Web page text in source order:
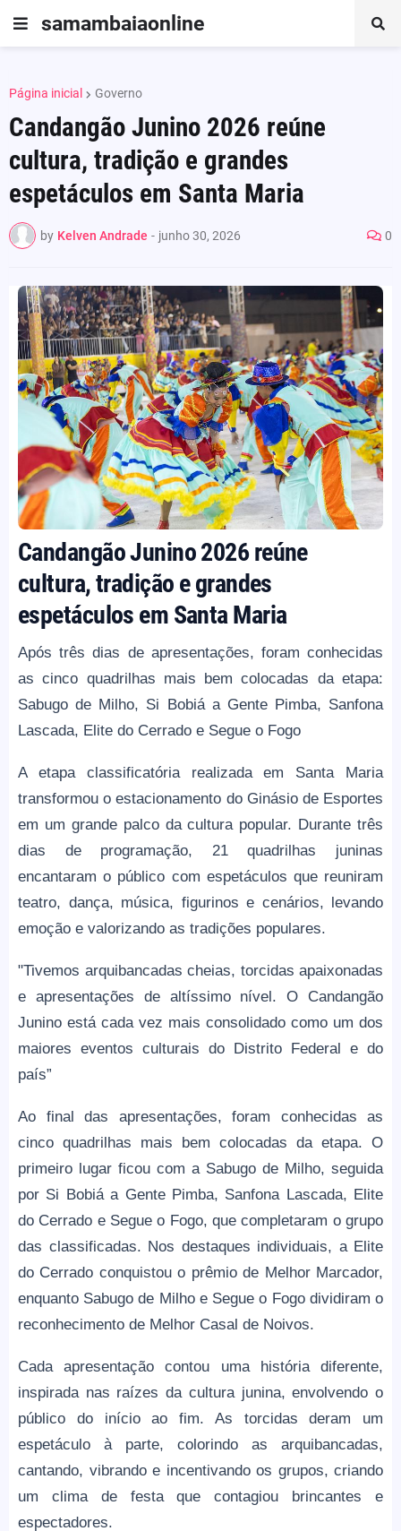
samambaiaonline
Página inicial Governo
Candangão Junino 2026 reúne
cultura, tradição e grandes
espetáculos em Santa Maria
by Kelven Andrade - junho 30, 2026 0
Candangão Junino 2026 reúne
cultura, tradição e grandes
espetáculos em Santa Maria
Após três dias de apresentações, foram conhecidas
as cinco quadrilhas mais bem colocadas da etapa:
Sabugo de Milho, Si Bobiá a Gente Pimba, Sanfona
Lascada, Elite do Cerrado e Segue o Fogo
A etapa classificatória realizada em Santa Maria
transformou o estacionamento do Ginásio de Esportes
em um grande palco da cultura popular. Durante três
dias de programação, 21 quadrilhas juninas
encantaram o público com espetáculos que reuniram
teatro, dança, música, figurinos e cenários, levando
emoção e valorizando as tradições populares.
"Tivemos arquibancadas cheias, torcidas apaixonadas
e apresentações de altíssimo nível. O Candangão
Junino está cada vez mais consolidado como um dos
maiores eventos culturais do Distrito Federal e do
país”
Ao final das apresentações, foram conhecidas as
cinco quadrilhas mais bem colocadas da etapa. O
primeiro lugar ficou com a Sabugo de Milho, seguida
por Si Bobiá a Gente Pimba, Sanfona Lascada, Elite
do Cerrado e Segue o Fogo, que completaram o grupo
das classificadas. Nos destaques individuais, a Elite
do Cerrado conquistou o prêmio de Melhor Marcador,
enquanto Sabugo de Milho e Segue o Fogo dividiram o
reconhecimento de Melhor Casal de Noivos.
Cada apresentação contou uma história diferente,
inspirada nas raízes da cultura junina, envolvendo o
público do início ao fim. As torcidas deram um
espetáculo à parte, colorindo as arquibancadas,
cantando, vibrando e incentivando os grupos, criando
um clima de festa que contagiou brincantes e
espectadores.